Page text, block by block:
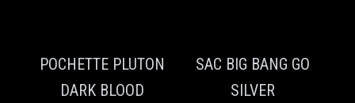
POCHETTE PLUTON
DARK BLOOD
SAC BIG BANG GO
SILVER